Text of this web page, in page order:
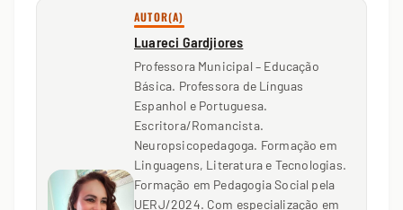
AUTOR(A)
Luareci Gardjiores
Professora Municipal – Educação
Básica. Professora de Línguas
Espanhol e Portuguesa.
Escritora/Romancista.
Neuropsicopedagoga. Formação em
Linguagens, Literatura e Tecnologias.
Formação em Pedagogia Social pela
UERJ/2024. Com especialização em